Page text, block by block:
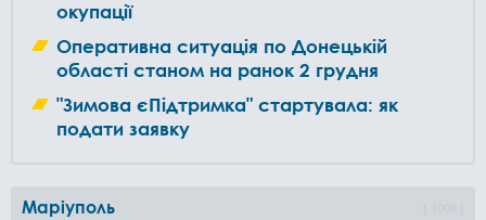
окупації
Оперативна ситуація по Донецькій
області станом на ранок 2 грудня
"Зимова єПідтримка" стартувала: як
подати заявку
Маріуполь